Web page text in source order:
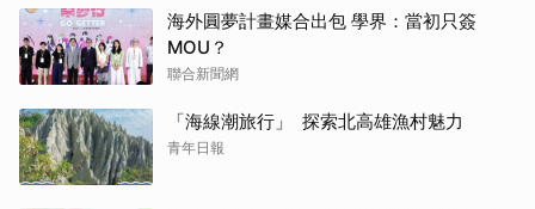
海外圓夢計畫媒合出包 學界：當初只簽
MOU？
聯合新聞網
「海線潮旅行」 探索北高雄漁村魅力
青年日報